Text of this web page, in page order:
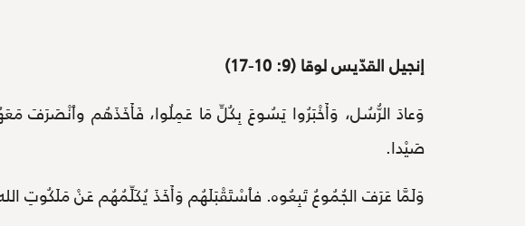
إنجيل القدّيس لوقا (9: 10-17)
وَعادَ الرُّسُل، وَأَخْبَرُوا يَسُوعَ بِكُلِّ مَا عَمِلُوا، فَأَخَذَهُم وٱنْصَرَفَ
صَيْدا.
وَلَمَّا عَرَفَ الجُمُوعُ تَبِعُوه. فٱسْتَقْبَلَهُم وَأَخَذَ يُكَلِّمُهُم عَنْ مَلَكُوتِ